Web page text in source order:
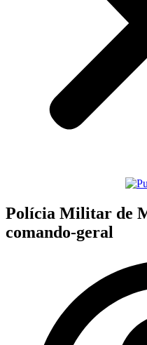
Polícia Militar de
comando-geral